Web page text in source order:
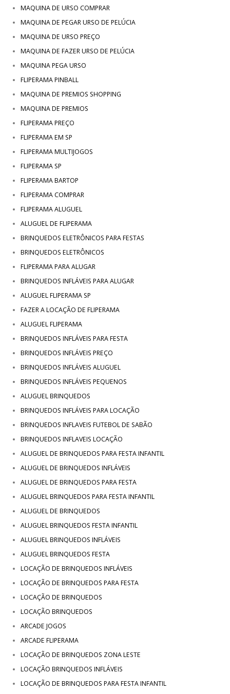
MAQUINA DE URSO COMPRAR
MAQUINA DE PEGAR URSO DE PELÚCIA
MAQUINA DE URSO PREÇO
MAQUINA DE FAZER URSO DE PELÚCIA
MAQUINA PEGA URSO
FLIPERAMA PINBALL
MAQUINA DE PREMIOS SHOPPING
MAQUINA DE PREMIOS
FLIPERAMA PREÇO
FLIPERAMA EM SP
FLIPERAMA MULTIJOGOS
FLIPERAMA SP
FLIPERAMA BARTOP
FLIPERAMA COMPRAR
FLIPERAMA ALUGUEL
ALUGUEL DE FLIPERAMA
BRINQUEDOS ELETRÔNICOS PARA FESTAS
BRINQUEDOS ELETRÔNICOS
FLIPERAMA PARA ALUGAR
BRINQUEDOS INFLÁVEIS PARA ALUGAR
ALUGUEL FLIPERAMA SP
FAZER A LOCAÇÃO DE FLIPERAMA
ALUGUEL FLIPERAMA
BRINQUEDOS INFLÁVEIS PARA FESTA
BRINQUEDOS INFLÁVEIS PREÇO
BRINQUEDOS INFLÁVEIS ALUGUEL
BRINQUEDOS INFLÁVEIS PEQUENOS
ALUGUEL BRINQUEDOS
BRINQUEDOS INFLÁVEIS PARA LOCAÇÃO
BRINQUEDOS INFLAVEIS FUTEBOL DE SABÃO
BRINQUEDOS INFLAVEIS LOCAÇÃO
ALUGUEL DE BRINQUEDOS PARA FESTA INFANTIL
ALUGUEL DE BRINQUEDOS INFLÁVEIS
ALUGUEL DE BRINQUEDOS PARA FESTA
ALUGUEL BRINQUEDOS PARA FESTA INFANTIL
ALUGUEL DE BRINQUEDOS
ALUGUEL BRINQUEDOS FESTA INFANTIL
ALUGUEL BRINQUEDOS INFLÁVEIS
ALUGUEL BRINQUEDOS FESTA
LOCAÇÃO DE BRINQUEDOS INFLÁVEIS
LOCAÇÃO DE BRINQUEDOS PARA FESTA
LOCAÇÃO DE BRINQUEDOS
LOCAÇÃO BRINQUEDOS
ARCADE JOGOS
ARCADE FLIPERAMA
LOCAÇÃO DE BRINQUEDOS ZONA LESTE
LOCAÇÃO BRINQUEDOS INFLÁVEIS
LOCAÇÃO DE BRINQUEDOS PARA FESTA INFANTIL